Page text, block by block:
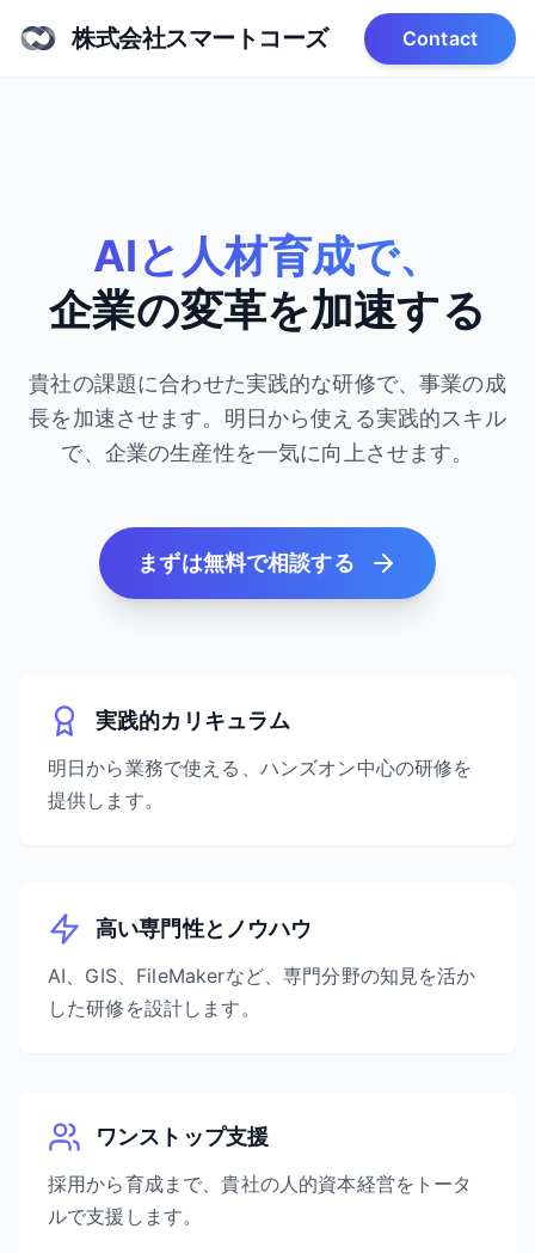
株式会社スマートコーズ Contact
AIと人材育成で、
企業の変革を加速する
貴社の課題に合わせた実践的な研修で、事業の成
長を加速させます。 明日から使える実践的スキル
で、企業の生産性を一気に向上させます。
まずは無料で相談する
実践的カリキュラム
明日から業務で使える、ハンズオン中心の研修を
提供します。
高い専門性とノウハウ
AI、GIS、FileMakerなど、専門分野の知見を活か
した研修を設計します。
ワンストップ支援
採用から育成まで、貴社の人的資本経営をトータ
ルで支援します。